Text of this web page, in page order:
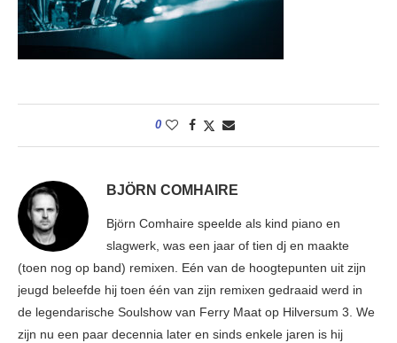
0
BJÖRN COMHAIRE
Björn Comhaire speelde als kind piano en
slagwerk, was een jaar of tien dj en maakte
(toen nog op band) remixen. Eén van de hoogtepunten uit zijn
jeugd beleefde hij toen één van zijn remixen gedraaid werd in
de legendarische Soulshow van Ferry Maat op Hilversum 3. We
zijn nu een paar decennia later en sinds enkele jaren is hij